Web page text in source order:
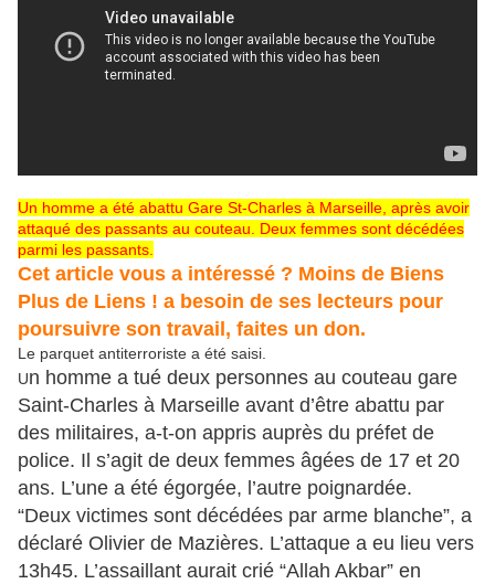
Un homme a été abattu Gare St-Charles à Marseille, après avoir
attaqué des passants au couteau. Deux femmes sont décédées
parmi les passants.
Cet article vous a intéressé ? Moins de Biens
Plus de Liens ! a besoin de ses lecteurs pour
poursuivre son travail, faites un don.
Le parquet antiterroriste a été saisi.
Un homme a tué deux personnes au couteau gare
Saint-Charles à Marseille avant d’être abattu par
des militaires, a-t-on appris auprès du préfet de
police. Il s’agit de deux femmes âgées de 17 et 20
ans. L’une a été égorgée, l’autre poignardée.
“Deux victimes sont décédées par arme blanche”, a
déclaré Olivier de Mazières. L’attaque a eu lieu vers
13h45. L’assaillant aurait crié “Allah Akbar” en